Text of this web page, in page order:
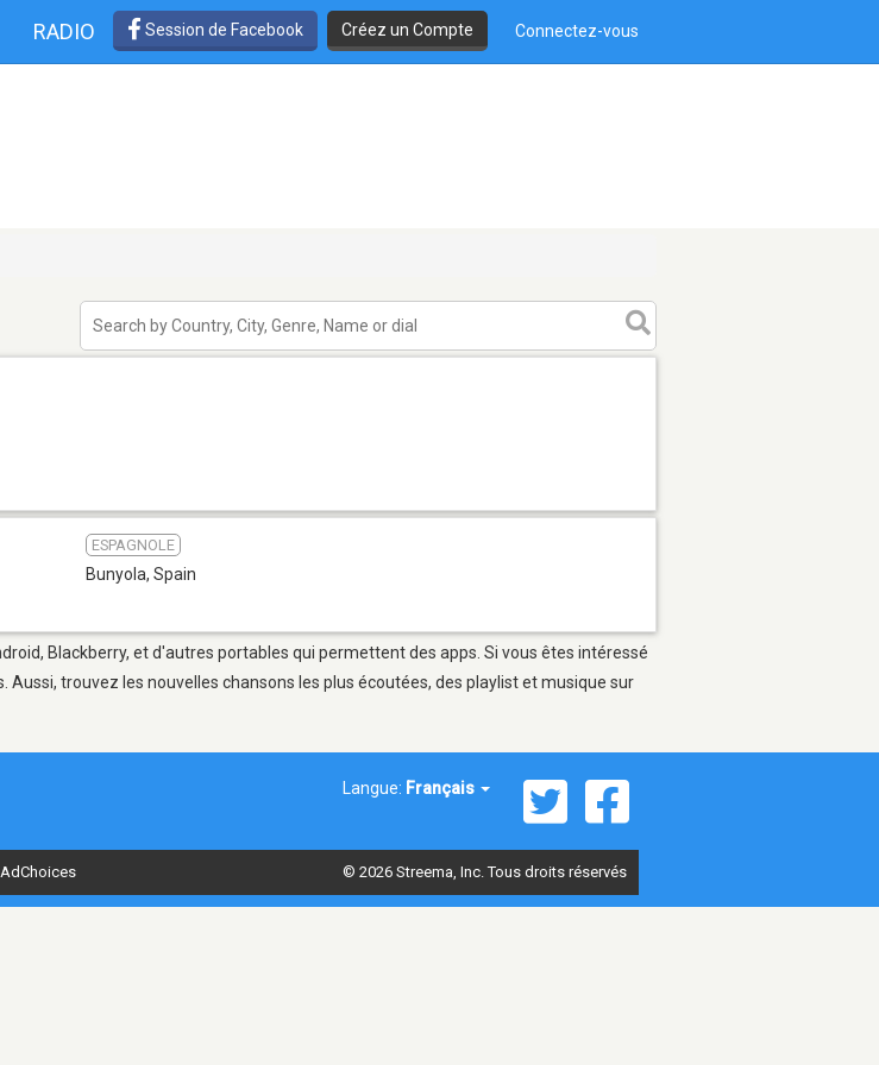
RADIO Session de Facebook Créez un Compte Connectez-vous
ESPAGNOLE
Bunyola, Spain
Blackberry, et d'autres portables qui permettent des apps. Si vous êtes intéressé
trouvez les nouvelles chansons les plus écoutées, des playlist et musique sur
Langue: Français
AdChoices © 2026 Streema, Inc. Tous droits réservés